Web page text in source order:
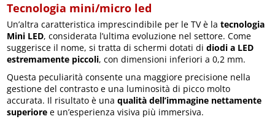
Tecnologia mini/micro led
Un’altra caratteristica imprescindibile per le TV è la tecnologia
Mini LED, considerata l’ultima evoluzione nel settore. Come
suggerisce il nome, si tratta di schermi dotati didiodi a LED
estremamente piccoli, con dimensioni inferiori a 0,2 mm.
Questa peculiarità consente una maggiore precisione nella
gestione del contrasto e una luminosità di picco molto
accurata. Il risultato è unaqualità dell’immagine nettamente
superiore e un’esperienza visiva più immersiva.